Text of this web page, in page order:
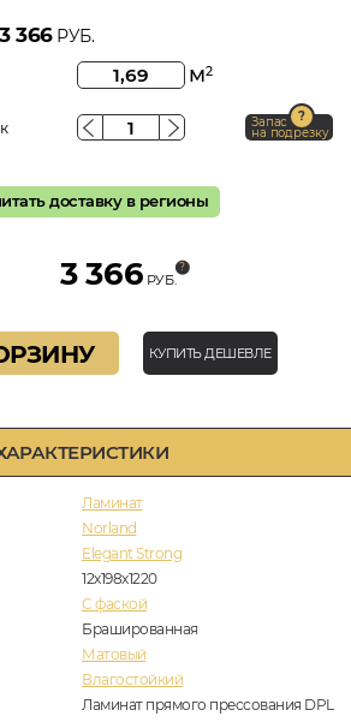
Ламинат
Norland
Elegant Strong
12х198х1220
C фаской
Брашированная
Матовый
Влагостойкий
Ламинат прямого прессования DPL
3 366РУБ.
м2
Запас
на подрезку
доставку в регионы
3 366 РУБ.
КУПИТЬ ДЕШЕВЛЕ